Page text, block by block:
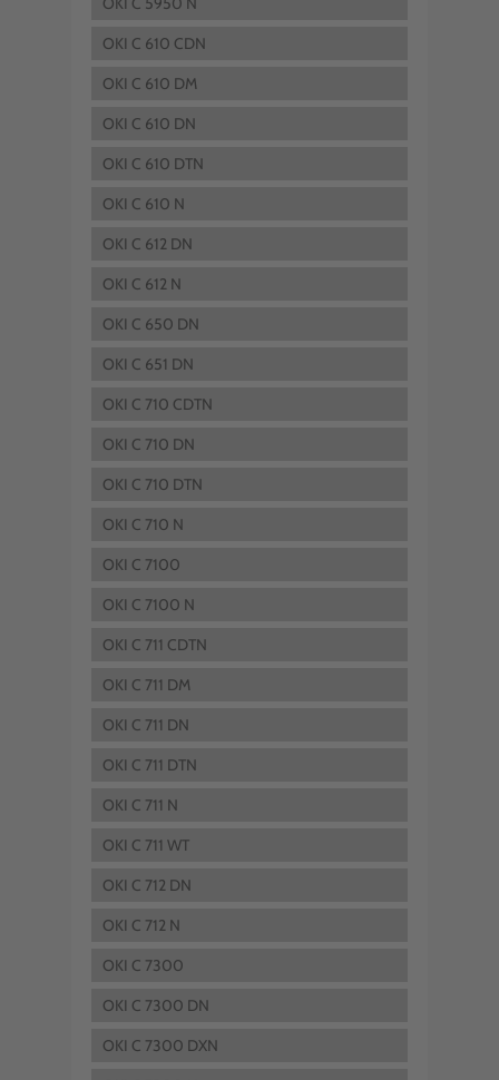
OKI C 610 CDN
OKI C 610 DM
OKI C 610 DN
OKI C 610 DTN
OKI C 610 N
OKI C 612 DN
OKI C 612 N
OKI C 650 DN
OKI C 651 DN
OKI C 710 CDTN
OKI C 710 DN
OKI C 710 DTN
OKI C 710 N
OKI C 7100
OKI C 7100 N
OKI C 711 CDTN
OKI C 711 DM
OKI C 711 DN
OKI C 711 DTN
OKI C 711 N
OKI C 711 WT
OKI C 712 DN
OKI C 712 N
OKI C 7300
OKI C 7300 DN
OKI C 7300 DXN